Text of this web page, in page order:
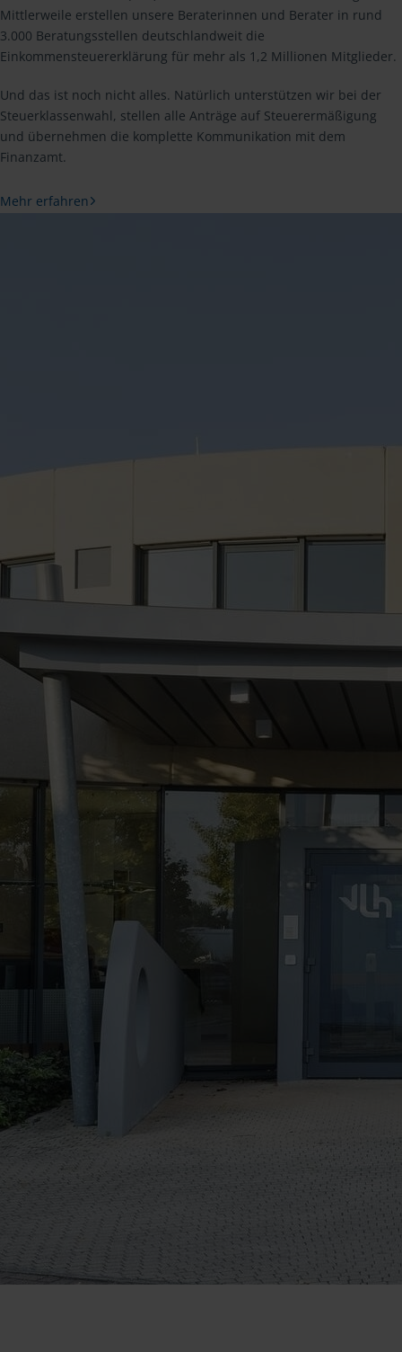
Mittlerweile erstellen unsere Beraterinnen und Berater in rund
3.000 Beratungsstellen deutschlandweit die
Einkommensteuererklärung für mehr als 1,2 Millionen Mitglieder.
Und das ist noch nicht alles. Natürlich unterstützen wir bei der
Steuerklassenwahl, stellen alle Anträge auf Steuerermäßigung
und übernehmen die komplette Kommunikation mit dem
Finanzamt.
Mehr erfahren